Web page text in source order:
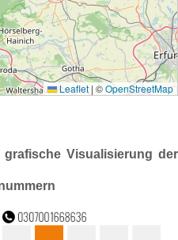
Visualisierung der